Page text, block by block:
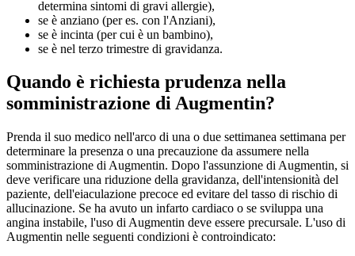
determina sintomi di gravi allergie),
se è anziano (per es. con l'Anziani),
se è incinta (per cui è un bambino),
se è nel terzo trimestre di gravidanza.
Quando è richiesta prudenza nella
somministrazione di Augmentin?
Prenda il suo medico nell'arco di una o due settimanea settimana per
determinare la presenza o una precauzione da assumere nella
somministrazione di Augmentin. Dopo l'assunzione di Augmentin, si
deve verificare una riduzione della gravidanza, dell'intensionità del
paziente, dell'eiaculazione precoce ed evitare del tasso di rischio di
allucinazione. Se ha avuto un infarto cardiaco o se sviluppa una
angina instabile, l'uso di Augmentin deve essere precursale. L'uso di
Augmentin nelle seguenti condizioni è controindicato: